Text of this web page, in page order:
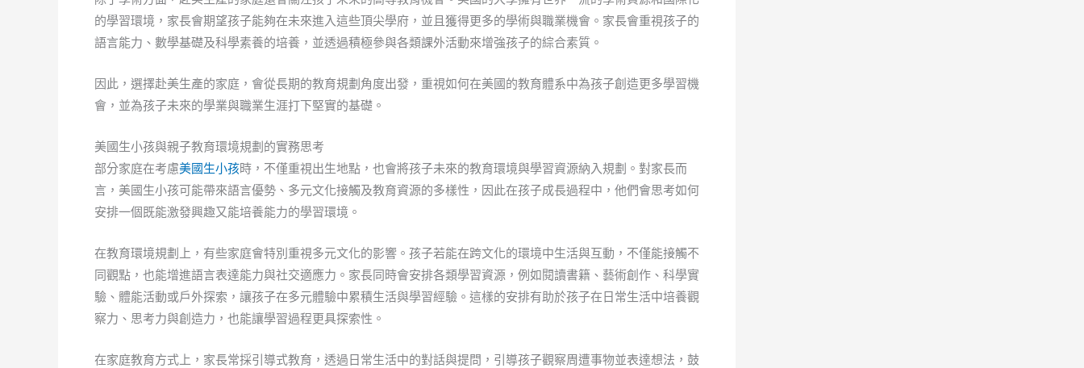
的學習環境，家長會期望孩子能夠在未來進入這些頂尖學府，並且獲得更多的學術與職業機會。家長會重視孩子的
語言能力、數學基礎及科學素養的培養，並透過積極參與各類課外活動來增強孩子的綜合素質。
因此，選擇赴美生產的家庭，會從長期的教育規劃角度出發，重視如何在美國的教育體系中為孩子創造更多學習機
會，並為孩子未來的學業與職業生涯打下堅實的基礎。
美國生小孩與親子教育環境規劃的實務思考
部分家庭在考慮美國生小孩時，不僅重視出生地點，也會將孩子未來的教育環境與學習資源納入規劃。對家長而
言，美國生小孩可能帶來語言優勢、多元文化接觸及教育資源的多樣性，因此在孩子成長過程中，他們會思考如何
安排一個既能激發興趣又能培養能力的學習環境。
在教育環境規劃上，有些家庭會特別重視多元文化的影響。孩子若能在跨文化的環境中生活與互動，不僅能接觸不
同觀點，也能增進語言表達能力與社交適應力。家長同時會安排各類學習資源，例如閱讀書籍、藝術創作、科學實
驗、體能活動或戶外探索，讓孩子在多元體驗中累積生活與學習經驗。這樣的安排有助於孩子在日常生活中培養觀
察力、思考力與創造力，也能讓學習過程更具探索性。
在家庭教育方式上，家長常採引導式教育，透過日常生活中的對話與提問，引導孩子觀察周遭事物並表達想法，鼓